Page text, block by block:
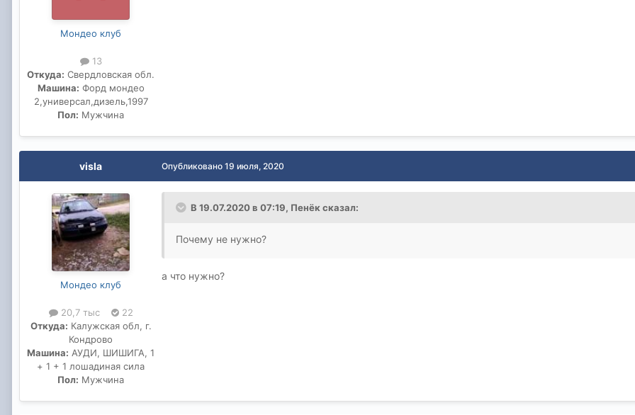
Мондео клуб
13
Откуда: Свердловская обл.
Машина: Форд мондео
2,универсал,дизель,1997
Пол: Мужчина
visla
Мондео клуб
20,7 тыс
22
Откуда: Калужская обл, г.
Кондрово
Машина: АУДИ, ШИШИГА, 1
+ 1 + 1 лошадиная сила
Пол: Мужчина
Опубликовано 19 июля, 2020
В 19.07.2020 в 07:19, Пенёк сказал:
Почему не нужно?
а что нужно?